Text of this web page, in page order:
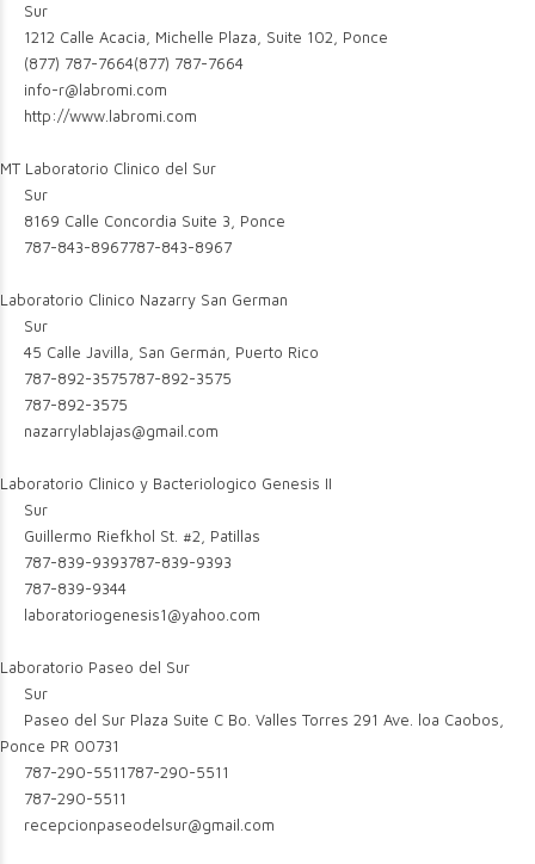
Sur
1212 Calle Acacia, Michelle Plaza, Suite 102, Ponce
(877) 787-7664(877) 787-7664
info-r@labromi.com
http://www.labromi.com
MT Laboratorio Clinico del Sur
Sur
8169 Calle Concordia Suite 3, Ponce
787-843-8967787-843-8967
Laboratorio Clinico Nazarry San German
Sur
45 Calle Javilla, San Germán, Puerto Rico
787-892-3575787-892-3575
787-892-3575
nazarrylablajas@gmail.com
Laboratorio Clinico y Bacteriologico Genesis II
Sur
Guillermo Riefkhol St. #2, Patillas
787-839-9393787-839-9393
787-839-9344
laboratoriogenesis1@yahoo.com
Laboratorio Paseo del Sur
Sur
Paseo del Sur Plaza Suite C Bo. Valles Torres 291 Ave. loa Caobos,
Ponce PR 00731
787-290-5511787-290-5511
787-290-5511
recepcionpaseodelsur@gmail.com